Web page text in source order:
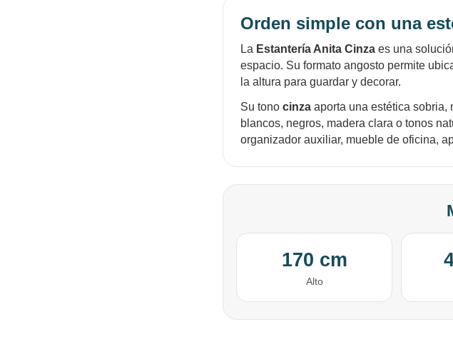
Orden simple con una
La Estantería Anita Cinza es una
espacio. Su formato angosto permite
la altura para guardar y decorar.
Su tono cinza aporta una estética sobria,
blancos, negros, madera clara o tonos
organizador auxiliar, mueble de oficina,
170 cm
Alto
Fecha de
Elegí
Elegí Pago
* sujeto a